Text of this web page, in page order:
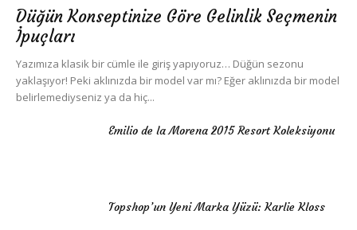
Düğün Konseptinize Göre Gelinlik Seçmenin
İpuçları
Yazımıza klasik bir cümle ile giriş yapıyoruz… Düğün sezonu
yaklaşıyor! Peki aklınızda bir model var mı? Eğer aklınızda bir model
belirlemediyseniz ya da hiç...
Emilio de la Morena 2015 Resort Koleksiyonu
Topshop’un Yeni Marka Yüzü: Karlie Kloss